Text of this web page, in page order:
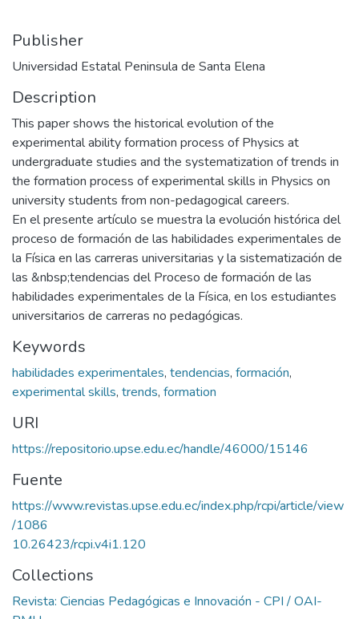
Publisher
Universidad Estatal Peninsula de Santa Elena
Description
This paper shows the historical evolution of the
experimental ability formation process of Physics at
undergraduate studies and the systematization of trends in
the formation process of experimental skills in Physics on
university students from non-pedagogical careers.
En el presente artículo se muestra la evolución histórica del
proceso de formación de las habilidades experimentales de
la Física en las carreras universitarias y la sistematización de
las &nbsp;tendencias del Proceso de formación de las
habilidades experimentales de la Física, en los estudiantes
universitarios de carreras no pedagógicas.
Keywords
habilidades experimentales, tendencias, formación,
experimental skills, trends, formation
URI
https://repositorio.upse.edu.ec/handle/46000/15146
Fuente
https://www.revistas.upse.edu.ec/index.php/rcpi/article/view
/1086
10.26423/rcpi.v4i1.120
Collections
Revista: Ciencias Pedagógicas e Innovación - CPI / OAI-